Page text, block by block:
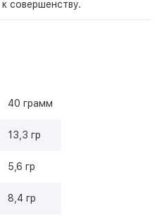
совершенству.
40 грамм
13,3 гр
5,6 гр
8,4 гр